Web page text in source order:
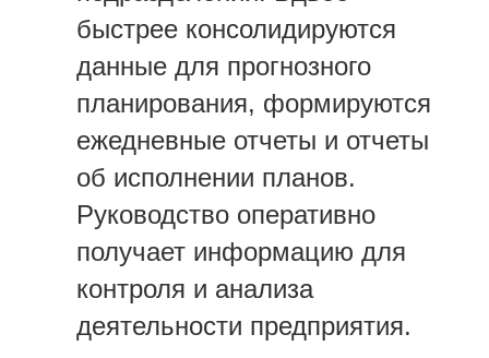
быстрее консолидируются
данные для прогнозного
планирования, формируются
ежедневные отчеты и отчеты
об исполнении планов.
Руководство оперативно
получает информацию для
контроля и анализа
деятельности предприятия.